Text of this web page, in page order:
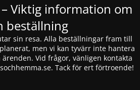
Viktig information om
beställning
sin resa. Alla beställningar fram till
men vi kan tyvärr inte hantera
Vid frågor, vänligen kontakta
. Tack för ert förtroende!